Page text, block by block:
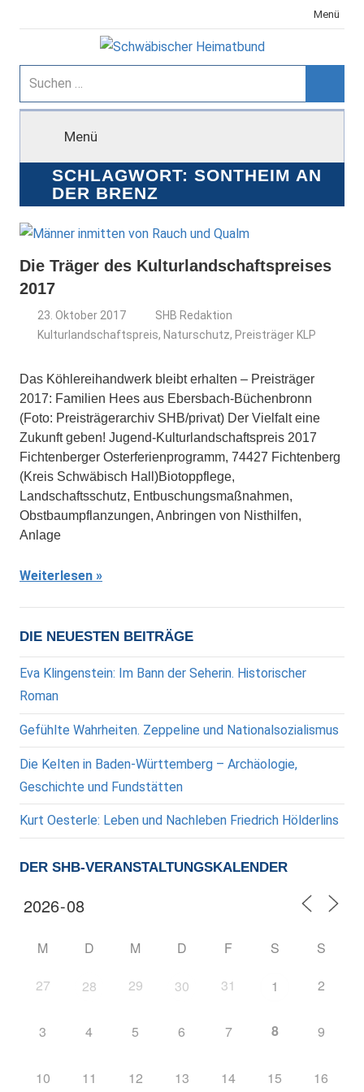
Inhalt
Menü
Schwäbischer
Heimatbund
Suchen
nach:
Menü
SCHLAGWORT: SONTHEIM AN
DER BRENZ
Die Träger des Kulturlandschaftspreises
2017
23. Oktober 2017
SHB Redaktion
Kulturlandschaftspreis, Naturschutz, Preisträger KLP
Das Köhlereihandwerk bleibt erhalten – Preisträger
2017: Familien Hees aus Ebersbach-Büchenbronn
(Foto: Preisträgerarchiv SHB/privat) Der Vielfalt eine
Zukunft geben! Jugend-Kulturlandschaftspreis 2017
Fichtenberger Osterferienprogramm, 74427 Fichtenberg
(Kreis Schwäbisch Hall)Biotoppflege,
Landschaftsschutz, Entbuschungsmaßnahmen,
Obstbaumpflanzungen, Anbringen von Nisthilfen,
Anlage
Weiterlesen
DIE NEUESTEN BEITRÄGE
Eva Klingenstein: Im Bann der Seherin. Historischer
Roman
Gefühlte Wahrheiten. Zeppeline und Nationalsozialismus
Die Kelten in Baden-Württemberg – Archäologie,
Geschichte und Fundstätten
Kurt Oesterle: Leben und Nachleben Friedrich Hölderlins
DER SHB-VERANSTALTUNGSKALENDER
M D M D F S S
27 28 29 30 31 1 2
3 4 5 6 7 8 9
10 11 12 13 14 15 16